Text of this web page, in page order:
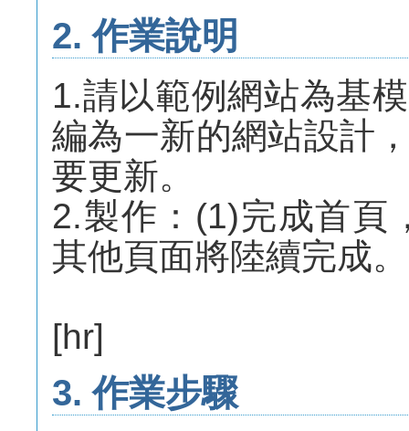
2. 作業說明
1.請以範例網站為基
編為一新的網站設計
要更新。
2.製作：(1)完成首頁
其他頁面將陸續完成。
[hr]
3. 作業步驟